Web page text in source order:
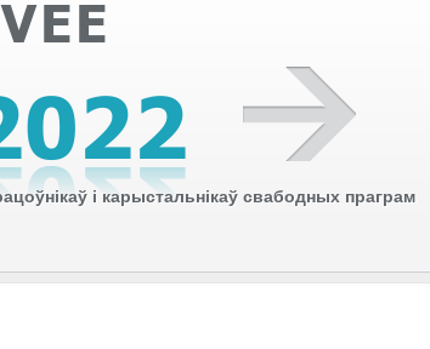
і карыстальнікаў свабодных праграм